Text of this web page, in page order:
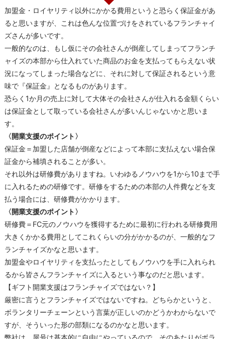
加盟金・ロイヤリティ以外にかかる費用というと恐らく保証金があ
ると思いますが、これは色んな位置づけをされているフランチャイ
ズさんが多いです。
一般的なのは、もし仮にその会社さんが倒産してしまってフランチ
ャイズの本部から仕入れていた商品のお金を支払ってもらえない状
況になってしまった場合などに、それに対して保証されるという意
味で『保証金』となるものがあります。
恐らく1か月の売上に対して大体その会社さんが仕入れる金額くらい
は保証金として取っている会社さんが多いんじゃないかと思いま
す。
〈開業支援のポイント〉
保証金＝加盟した店舗が倒産などによって本部に支払えない場合保
証金から補填されることが多い。
それ以外は研修費がありますね。いわゆるノウハウを1から10まで手
に入れるための研修です。研修をするための本部の人件費などを支
払う場合には、研修費がかかります。
〈開業支援のポイント〉
研修費＝FC元のノウハウを獲得するために最初に行われる研修費用
大きくかかる費用としてこれくらいの分がかかるのが、一般的なフ
ランチャイズかなと思います。
加盟金やロイヤリティを支払ったとしてもノウハウを手に入れられ
るから皆さんフランチャイズに入るという事なのだと思います。
【ギフト開業支援はフランチャイズではない？】
厳密に言うとフランチャイズではないですね。どちらかというと、
ボランタリーチェーンという言葉が正しいのかどうかわからないで
すが、そういった形の部類になるのかなと思います。
弊社は、屋号は基本的に自由にやっているので、そのあたりがボラ